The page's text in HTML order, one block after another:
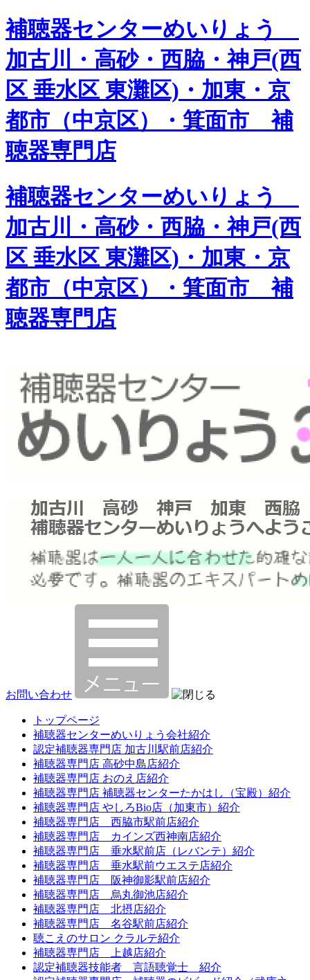
補聴器センターめいりょう
加古川・高砂・西脇・神戸(西
区 垂水区 東灘区)・加東・京
都市（中京区）・箕面市 補
聴器専門店
補聴器センターめいりょう
加古川・高砂・西脇・神戸(西
区 垂水区 東灘区)・加東・京
都市（中京区）・箕面市 補
聴器専門店
お問い合わせ
トップページ
補聴器センターめいりょう会社紹介
認定補聴器専門店 加古川駅前店紹介
補聴器専門店 高砂中島店紹介
補聴器専門店 おのえ店紹介
補聴器専門店 補聴器センターたかはし（宝殿）紹介
補聴器専門店 やしろBio店（加東市）紹介
補聴器専門店 西脇市駅前店紹介
補聴器専門店 カインズ西神南店紹介
補聴器専門店 垂水駅前店（レバンテ）紹介
補聴器専門店 垂水駅前ウエステ店紹介
補聴器専門店 阪神御影駅前店紹介
補聴器専門店 烏丸御池店紹介
補聴器専門店 北摂店紹介
補聴器専門店 名谷駅前店紹介
聴こえのサロン クラルテ紹介
補聴器専門店 上越店紹介
認定補聴器技能者 言語聴覚士 紹介